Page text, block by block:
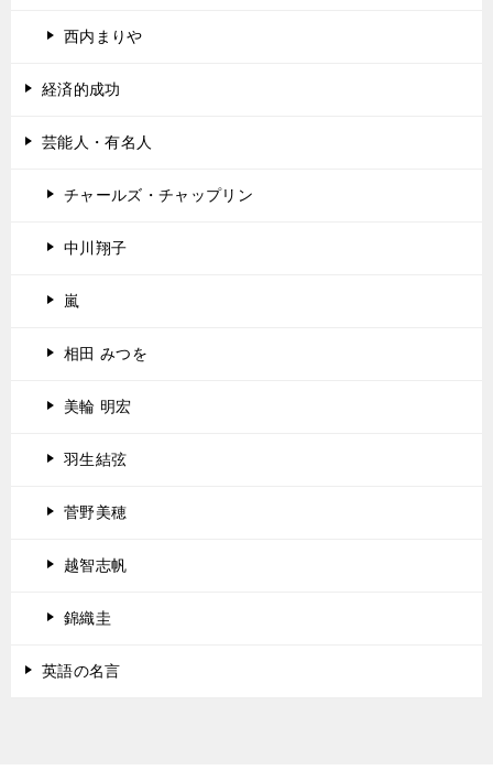
西内まりや
経済的成功
芸能人・有名人
チャールズ・チャップリン
中川翔子
嵐
相田 みつを
美輪 明宏
羽生結弦
菅野美穂
越智志帆
錦織圭
英語の名言